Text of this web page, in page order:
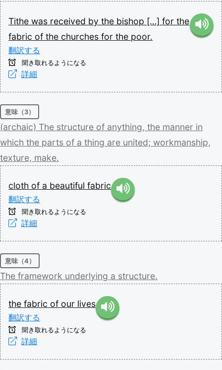
Tithe was received by the bishop […] for the
fabric of the churches for the poor.
翻訳する
聞き取れるようになる
詳細
意味（3）
(archaic) The structure of anything, the manner in
which the parts of a thing are united; workmanship,
texture, make.
cloth of a beautiful fabric
翻訳する
聞き取れるようになる
詳細
意味（4）
The framework underlying a structure.
the fabric of our lives
翻訳する
聞き取れるようになる
詳細